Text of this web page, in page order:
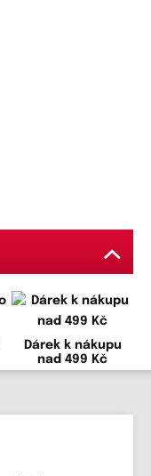
Dárek k nákupu
nad 499 Kč